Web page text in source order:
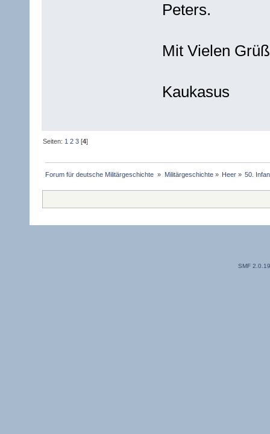
Peters.
Mit Vielen
Kaukasus
Seiten:1 2 3 [4]
Forum für deutsche Militärgeschichte » Militärgeschichte» Heer» 50.
SMF 2.0.19